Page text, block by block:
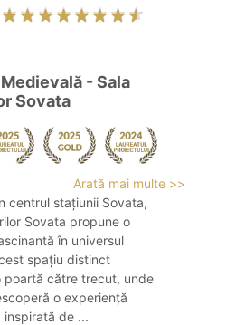
- Sala
Sovata
Arată mai multe >>
centrul stațiunii Sovata,
Sovata propune o
în universul
spațiu distinct
poartă către trecut, unde
o experiență
inspirată de ...